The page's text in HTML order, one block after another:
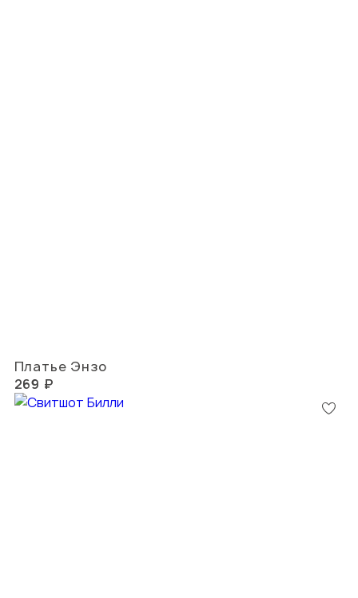
Платье Энзо
269 ₽